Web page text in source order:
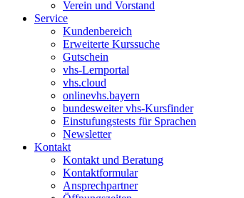
Verein und Vorstand
Service
Kundenbereich
Erweiterte Kurssuche
Gutschein
vhs-Lernportal
vhs.cloud
onlinevhs.bayern
bundesweiter vhs-Kursfinder
Einstufungstests für Sprachen
Newsletter
Kontakt
Kontakt und Beratung
Kontaktformular
Ansprechpartner